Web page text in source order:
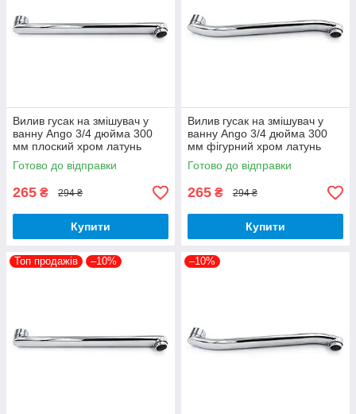
Вилив гусак на змішувач у
ванну Ango 3/4 дюйма 300
мм плоский хром латунь
Готово до відправки
265 ₴ 294 ₴
Купити
Вилив гусак на змішувач у
ванну Ango 3/4 дюйма 300
мм фігурний хром латунь
Готово до відправки
265 ₴ 294 ₴
Купити
Топ продажів –10% –10%